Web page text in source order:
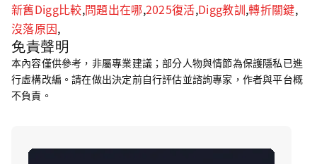
新舊Digg比較,問題出在哪,2025復活,Digg教訓,轉折關鍵,
沒落原因,
免責聲明
本內容僅供參考，非屬專業建議；部分人物與情節為保護隱私已進
行虛構改編。請在做出決定前自行評估並諮詢專家，作者與平台概
不負責。